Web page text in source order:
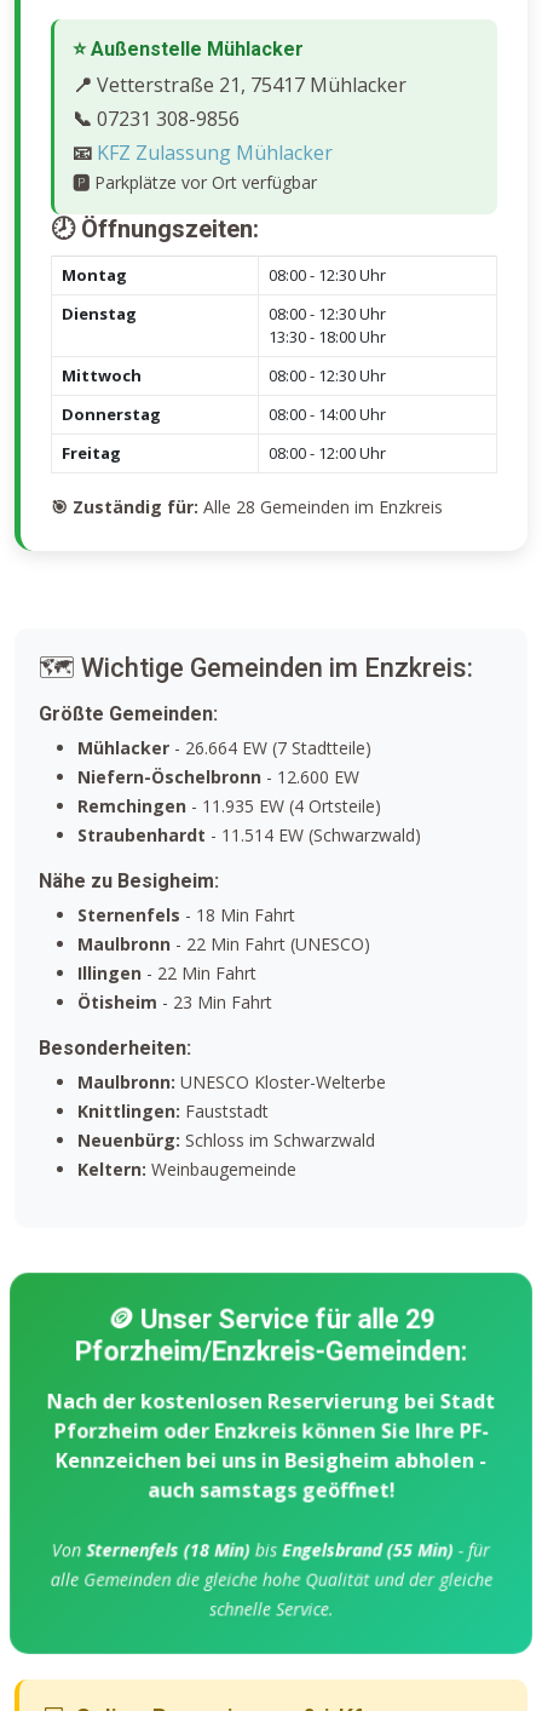
⭐ Außenstelle Mühlacker
📍 Vetterstraße 21, 75417 Mühlacker
📞 07231 308-9856
📧 KFZ Zulassung Mühlacker
🅿️ Parkplätze vor Ort verfügbar
🕗 Öffnungszeiten:
Montag
08:00 - 12:30 Uhr
Dienstag
08:00 - 12:30 Uhr
13:30 - 18:00 Uhr
Mittwoch
08:00 - 12:30 Uhr
Donnerstag
08:00 - 14:00 Uhr
Freitag
08:00 - 12:00 Uhr
🎯 Zuständig für: Alle 28 Gemeinden im Enzkreis
🗺️ Wichtige Gemeinden im Enzkreis:
Größte Gemeinden:
Mühlacker - 26.664 EW (7 Stadtteile)
Niefern-Öschelbronn - 12.600 EW
Remchingen - 11.935 EW (4 Ortsteile)
Straubenhardt - 11.514 EW (Schwarzwald)
Nähe zu Besigheim:
Sternenfels - 18 Min Fahrt
Maulbronn - 22 Min Fahrt (UNESCO)
Illingen - 22 Min Fahrt
Ötisheim - 23 Min Fahrt
Besonderheiten:
Maulbronn: UNESCO Kloster-Welterbe
Knittlingen: Fauststadt
Neuenbürg: Schloss im Schwarzwald
Keltern: Weinbaugemeinde
🪙 Unser Service für alle 29
Pforzheim/Enzkreis-Gemeinden:
Nach der kostenlosen Reservierung bei Stadt
Pforzheim oder Enzkreis können Sie Ihre PF-
Kennzeichen bei uns in Besigheim abholen -
auch samstags geöffnet!
VonSternenfels (18 Min)bisEngelsbrand (55 Min)- für
alle Gemeinden die gleiche hohe Qualität und der gleiche
schnelle Service.